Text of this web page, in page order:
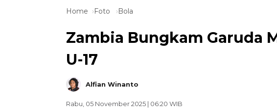
Home Foto Bola
Zambia Bungkam Garuda
U-17
Alfian Winanto
Rabu, 05 November 2025 | 06:20 WIB